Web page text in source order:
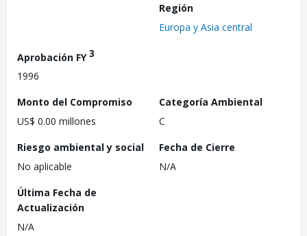
Región
Europa y Asia central
Aprobación FY3
1996
Monto del Compromiso
US$ 0.00 millones
Categoría Ambiental
C
Riesgo ambiental y social
No aplicable
Fecha de Cierre
N/A
Última Fecha de
Actualización
N/A